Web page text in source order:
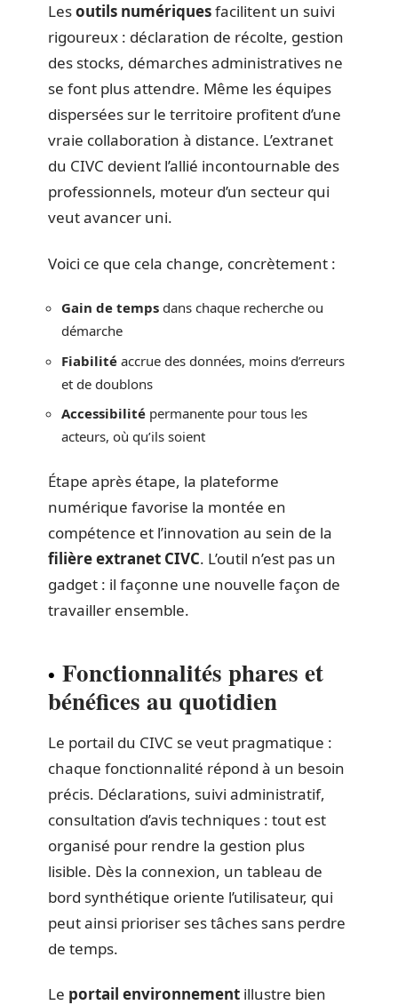
Lesoutils numériquesfacilitent un suivi
rigoureux : déclaration de récolte, gestion
des stocks, démarches administratives ne
se font plus attendre. Même les équipes
dispersées sur le territoire profitent d’une
vraie collaboration à distance. L’extranet
du CIVC devient l’allié incontournable des
professionnels, moteur d’un secteur qui
veut avancer uni.
Voici ce que cela change, concrètement :
Gain de temps dans chaque recherche ou
démarche
Fiabilité accrue des données, moins d’erreurs
et de doublons
Accessibilité permanente pour tous les
acteurs, où qu’ils soient
Étape après étape, la plateforme
numérique favorise la montée en
compétence et l’innovation au sein de la
filière extranet CIVC. L’outil n’est pas un
gadget : il façonne une nouvelle façon de
travailler ensemble.
Fonctionnalités phares et
bénéfices au quotidien
Le portail du CIVC se veut pragmatique :
chaque fonctionnalité répond à un besoin
précis. Déclarations, suivi administratif,
consultation d’avis techniques : tout est
organisé pour rendre la gestion plus
lisible. Dès la connexion, un tableau de
bord synthétique oriente l’utilisateur, qui
peut ainsi prioriser ses tâches sans perdre
de temps.
Le portail environnement illustre bien